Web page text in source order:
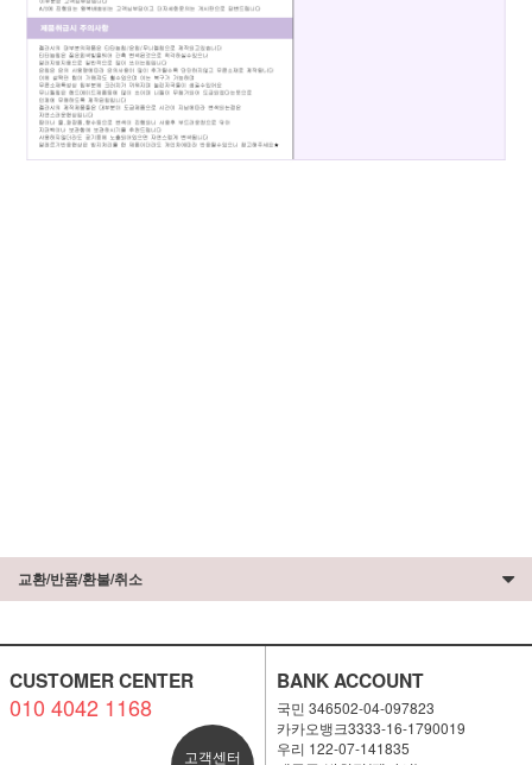
교환/반품/환불/취소
CUSTOMER CENTER
010 4042 1168
고객센터
BANK ACCOUNT
국민 346502-04-097823
카카오뱅크3333-16-1790019
우리 122-07-141835